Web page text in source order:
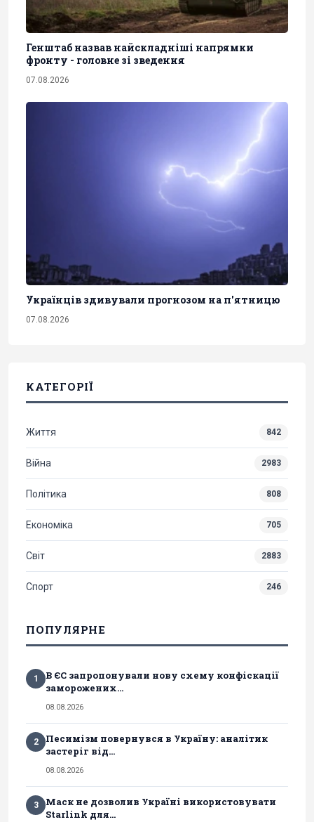
Генштаб назвав найскладніші напрямки
фронту - головне зі зведення
07.08.2026
Українців здивували прогнозом на п'ятницю
07.08.2026
КАТЕГОРІЇ
Життя 842
Війна 2983
Політика 808
Економіка 705
Світ 2883
Спорт 246
ПОПУЛЯРНЕ
1
В ЄС запропонували нову схему конфіскації
заморожених...
08.08.2026
2
Песимізм повернувся в Україну: аналітик
застеріг від...
08.08.2026
3
Маск не дозволив Україні використовувати
Starlink для...